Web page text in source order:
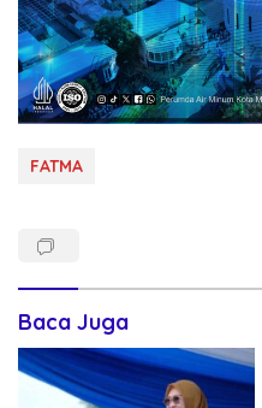
FATMA
Baca Juga